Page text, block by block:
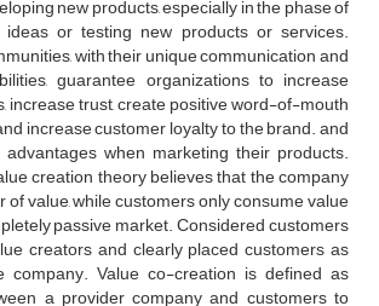
new products, especially in the phase of
or testing new products or services.
with their unique communication and
guarantee organizations to increase
increase trust, create positive word-of-mouth
increase customer loyalty to the brand. and
when marketing their products.
creation theory believes that the company
of value, while customers only consume value
passive market. Considered customers
creators and clearly placed customers as
company. Value co-creation is defined as
a provider company and customers to